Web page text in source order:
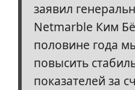
заявил
Netmarble Ким
половине года
повысить
показателей за